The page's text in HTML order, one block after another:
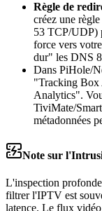
Règle de
créez une
53 TCP/UDP)
force vers
dur" les DNS
Dans PiHole/
"Tracking
Analytics".
TiviMate/
métadonnées
Note sur
L'inspection
filtrer l'IPTV est
latence. Le flux vidéo